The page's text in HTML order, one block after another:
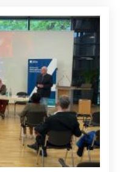
und Ordo
der
e. V.
Hintergrund
rückläufiger
Vertreterinnen
über
der